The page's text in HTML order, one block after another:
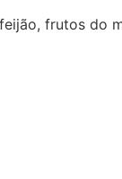
frutos do